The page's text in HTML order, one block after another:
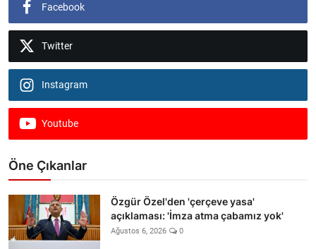
Facebook
Twitter
Instagram
Youtube
Öne Çıkanlar
Özgür Özel'den 'çerçeve yasa'
açıklaması: 'İmza atma çabamız yok'
Ağustos 6, 2026 0